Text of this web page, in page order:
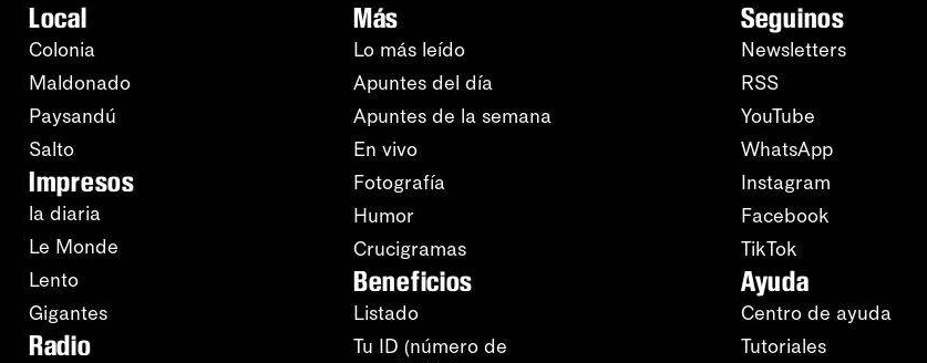
Local
Colonia
Maldonado
Paysandú
Salto
Impresos
la diaria
Le Monde
Lento
Gigantes
Radio
Más
Lo más leído
Apuntes del día
Apuntes de la semana
En vivo
Fotografía
Humor
Crucigramas
Beneficios
Listado
Tu ID (número de
Seguinos
Newsletters
RSS
YouTube
WhatsApp
Instagram
Facebook
TikTok
Ayuda
Centro de ayuda
Tutoriales